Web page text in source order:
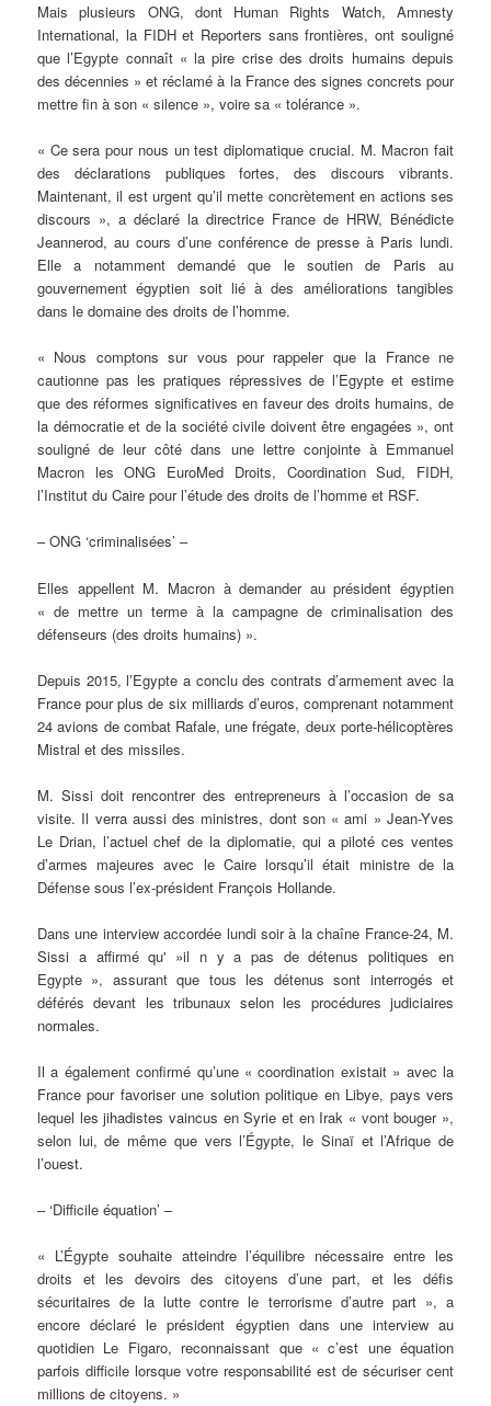
Mais plusieurs ONG, dont Human Rights Watch, Amnesty
International, la FIDH et Reporters sans frontières, ont souligné
que l’Egypte connaît « la pire crise des droits humains depuis
des décennies » et réclamé à la France des signes concrets pour
mettre fin à son « silence », voire sa « tolérance ».
« Ce sera pour nous un test diplomatique crucial. M. Macron fait
des déclarations publiques fortes, des discours vibrants.
Maintenant, il est urgent qu’il mette concrètement en actions ses
discours », a déclaré la directrice France de HRW, Bénédicte
Jeannerod, au cours d’une conférence de presse à Paris lundi.
Elle a notamment demandé que le soutien de Paris au
gouvernement égyptien soit lié à des améliorations tangibles
dans le domaine des droits de l’homme.
« Nous comptons sur vous pour rappeler que la France ne
cautionne pas les pratiques répressives de l’Egypte et estime
que des réformes significatives en faveur des droits humains, de
la démocratie et de la société civile doivent être engagées », ont
souligné de leur côté dans une lettre conjointe à Emmanuel
Macron les ONG EuroMed Droits, Coordination Sud, FIDH,
l’Institut du Caire pour l’étude des droits de l’homme et RSF.
– ONG ‘criminalisées’ –
Elles appellent M. Macron à demander au président égyptien
« de mettre un terme à la campagne de criminalisation des
défenseurs (des droits humains) ».
Depuis 2015, l’Egypte a conclu des contrats d’armement avec la
France pour plus de six milliards d’euros, comprenant notamment
24 avions de combat Rafale, une frégate, deux porte-hélicoptères
Mistral et des missiles.
M. Sissi doit rencontrer des entrepreneurs à l’occasion de sa
visite. Il verra aussi des ministres, dont son « ami » Jean-Yves
Le Drian, l’actuel chef de la diplomatie, qui a piloté ces ventes
d’armes majeures avec le Caire lorsqu’il était ministre de la
Défense sous l’ex-président François Hollande.
Dans une interview accordée lundi soir à la chaîne France-24, M.
Sissi a affirmé qu' »il n y a pas de détenus politiques en
Egypte », assurant que tous les détenus sont interrogés et
déférés devant les tribunaux selon les procédures judiciaires
normales.
Il a également confirmé qu’une « coordination existait » avec la
France pour favoriser une solution politique en Libye, pays vers
lequel les jihadistes vaincus en Syrie et en Irak « vont bouger »,
selon lui, de même que vers l’Égypte, le Sinaï et l’Afrique de
l’ouest.
– ‘Difficile équation’ –
« L’Égypte souhaite atteindre l’équilibre nécessaire entre les
droits et les devoirs des citoyens d’une part, et les défis
sécuritaires de la lutte contre le terrorisme d’autre part », a
encore déclaré le président égyptien dans une interview au
quotidien Le Figaro, reconnaissant que « c’est une équation
parfois difficile lorsque votre responsabilité est de sécuriser cent
millions de citoyens. »